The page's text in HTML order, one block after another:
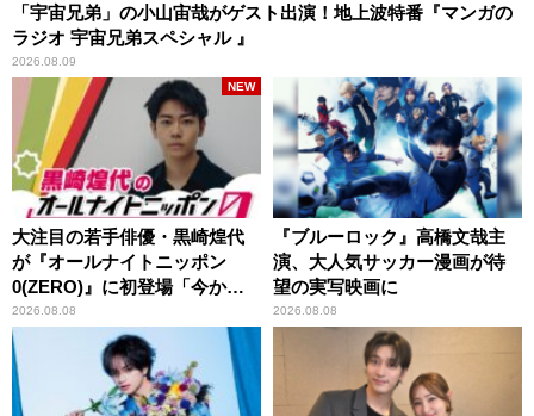
「宇宙兄弟」の小山宙哉がゲスト出演！地上波特番『マンガの
ラジオ 宇宙兄弟スペシャル 』
2026.08.09
大注目の若手俳優・黒崎煌代
が『オールナイトニッポン
0(ZERO)』に初登場「今から
とてもワクワクしておりま
す！」
2026.08.08
NEW
『ブルーロック』高橋文哉主
演、大人気サッカー漫画が待
望の実写映画に
2026.08.08